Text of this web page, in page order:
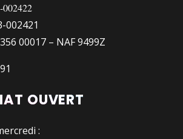
002421
00017 – NAF 9499Z
OUVERT
: